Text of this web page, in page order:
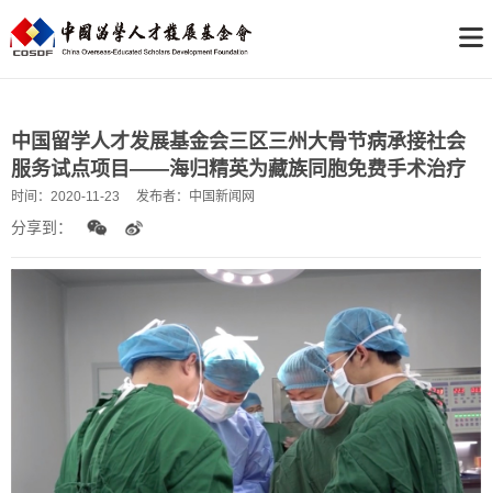
中国留学人才发展基金会三区三州大骨节病承接社会
服务试点项目——海归精英为藏族同胞免费手术治疗
时间： 2020-11-23 发布者： 中国新闻网
分享到：